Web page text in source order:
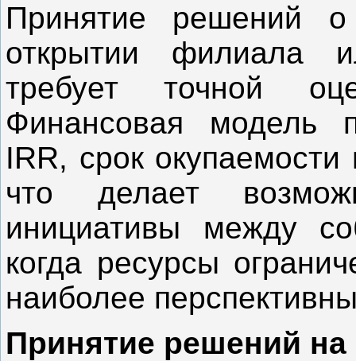
Принятие решений о
открытии филиала
требует точной
Финансовая модель
IRR, срок
что делает
инициативы между
когда ресурсы
наиболее
Принятие решений